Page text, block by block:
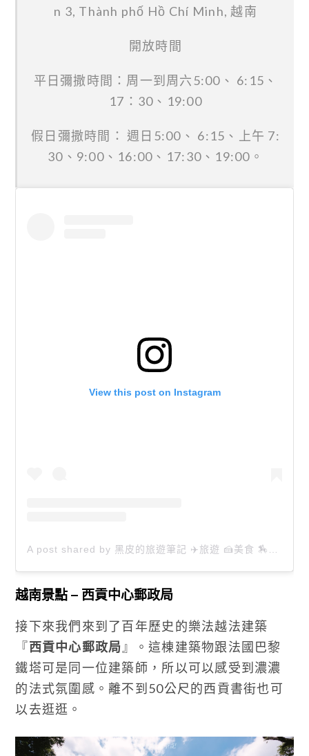
n 3, Thành phố Hồ Chí Minh, 越南
開放時間
平日彌撒時間：周一到周六5:00、 6:15、
17：30、19:00
假日彌撒時間： 週日5:00、 6:15、上午 7:
30、9:00、16:00、17:30、19:00。
View this post on Instagram
越南景點 – 西貢中心郵政局
接下來我們來到了百年歷史的樂法越法建築
『西貢中心郵政局 』。這棟建築物跟法國巴黎
鐵塔可是同一位建築師，所以可以感受到濃濃
的法式氛圍感。離不到50公尺的西貢書街也可
以去逛逛。